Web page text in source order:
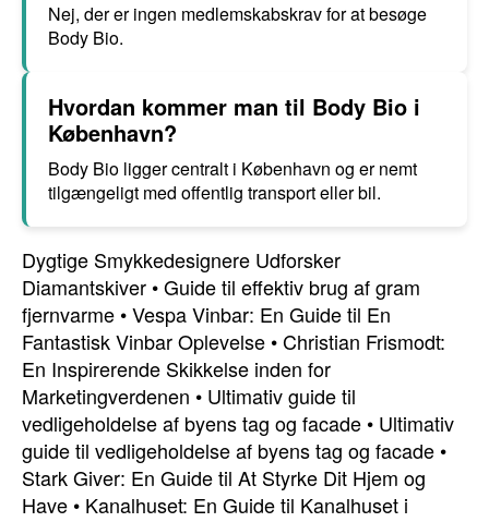
Nej, der er ingen medlemskabskrav for at besøge
Body Bio.
Hvordan kommer man til Body Bio i
København?
Body Bio ligger centralt i København og er nemt
tilgængeligt med offentlig transport eller bil.
Dygtige Smykkedesignere Udforsker
Diamantskiver •Guide til effektiv brug af gram
fjernvarme •Vespa Vinbar: En Guide til En
Fantastisk Vinbar Oplevelse •Christian Frismodt:
En Inspirerende Skikkelse inden for
Marketingverdenen • Ultimativ guide til
vedligeholdelse af byens tag og facade • Ultimativ
guide til vedligeholdelse af byens tag og facade •
Stark Giver: En Guide til At Styrke Dit Hjem og
Have • Kanalhuset: En Guide til Kanalhuset i